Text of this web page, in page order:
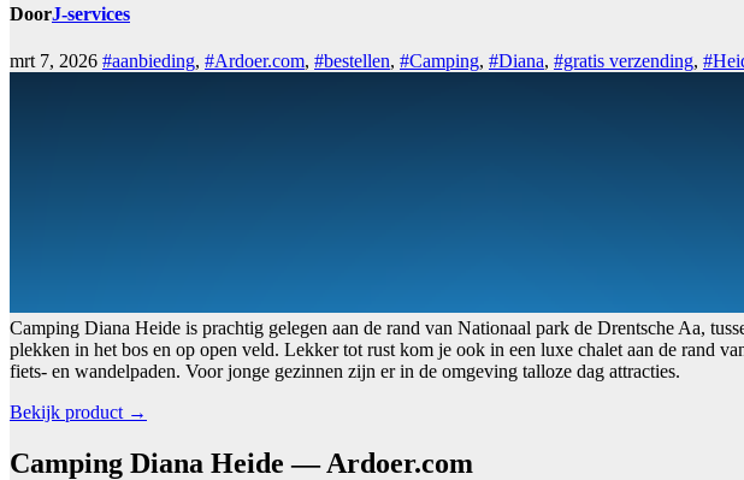
DoorJ-services
mrt 7, 2026 #aanbieding, #Ardoer.com, #bestellen, #Camping, #Diana, #gratis verzending,
Camping Diana Heide is prachtig gelegen aan de rand van Nationaal park de Drentsche Aa,
plekken in het bos en op open veld. Lekker tot rust kom je ook in een luxe chalet aan de rand
fiets- en wandelpaden. Voor jonge gezinnen zijn er in de omgeving talloze dag attracties.
Bekijk product →
Camping Diana Heide — Ardoer.com